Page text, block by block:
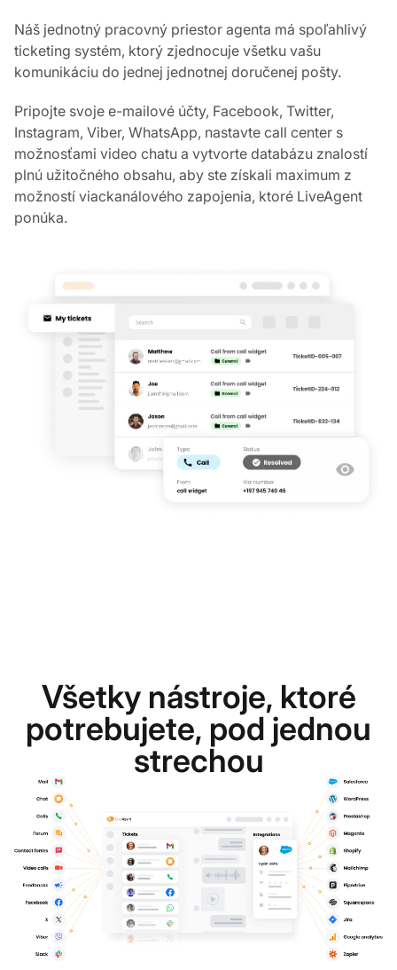
Náš jednotný pracovný priestor agenta má spoľahlivý
ticketing systém, ktorý zjednocuje všetku vašu
komunikáciu do jednej jednotnej doručenej pošty.
Pripojte svoje e-mailové účty, Facebook, Twitter,
Instagram, Viber, WhatsApp, nastavte call center s
možnosťami video chatu a vytvorte databázu znalostí
plnú užitočného obsahu, aby ste získali maximum z
možností viackanálového zapojenia, ktoré LiveAgent
ponúka.
Všetky nástroje, ktoré
potrebujete, pod jednou
strechou